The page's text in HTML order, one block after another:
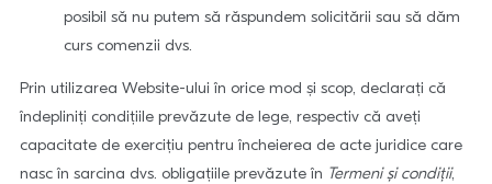
posibil să nu putem să răspundem solicitării sau să dăm
curs comenzii dvs.
Prin utilizarea Website-ului în orice mod și scop, declarați că
îndepliniți condițiile prevăzute de lege, respectiv că aveți
capacitate de exercițiu pentru încheierea de acte juridice care
nasc în sarcina dvs. obligațiile prevăzute în Termeni și condiții,